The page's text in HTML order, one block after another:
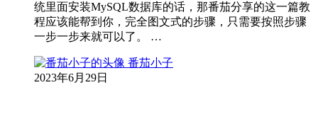
统里面安装MySQL数据库的话，那番茄分享的这一篇教
程应该能帮到你，完全图文式的步骤，只需要按照步骤
一步一步来就可以了。 …
番茄小子
2023年6月29日